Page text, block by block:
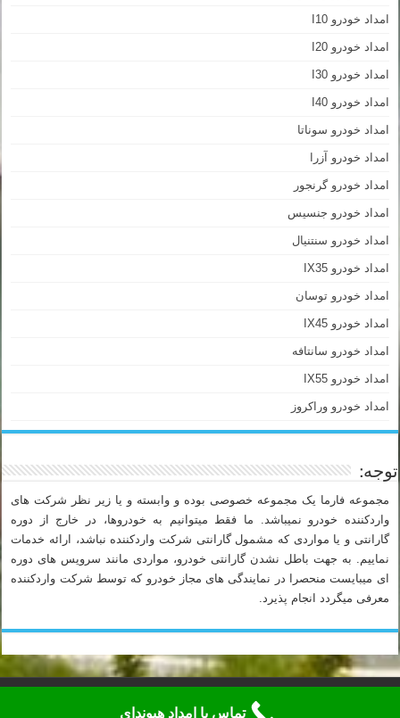
امداد خودرو I10
امداد خودرو I20
امداد خودرو I30
امداد خودرو I40
امداد خودرو سوناتا
امداد خودرو آزرا
امداد خودرو گرنجور
امداد خودرو جنسیس
امداد خودرو سنتنیال
امداد خودرو IX35
امداد خودرو توسان
امداد خودرو IX45
امداد خودرو سانتافه
امداد خودرو IX55
امداد خودرو وراکروز
توجه:
مجموعه فارما یک مجموعه خصوصی بوده و وابسته و یا زیر نظر شرکت های
واردکننده خودرو نمیباشد. ما فقط میتوانیم به خودروها، در خارج از دوره
گارانتی و یا مواردی که مشمول گارانتی شرکت واردکننده نباشد، ارائه خدمات
نماییم. به جهت باطل نشدن گارانتی خودرو، مواردی مانند سرویس های دوره
ای میبایست منحصرا در نمایندگی های مجاز خودرو که توسط شرکت واردکننده
معرفی میگردد انجام پذیرد.
تلفن شبانه روزی امداد خودرو فارما هیوندای: 88948577-021
تماس با امداد هیوندای